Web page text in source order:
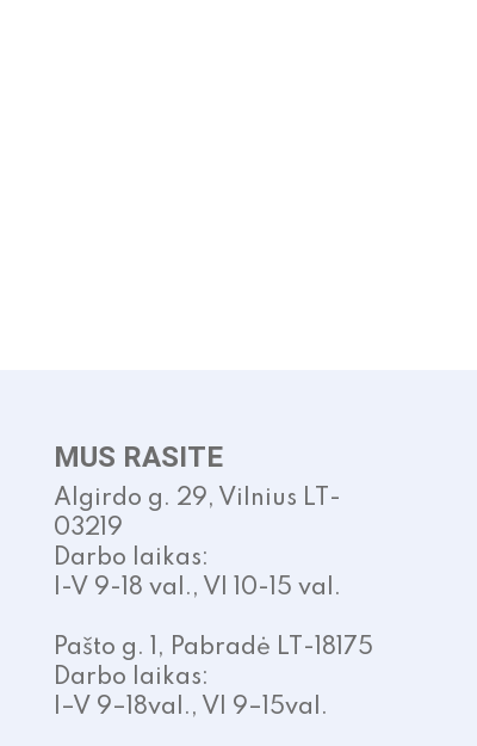
MUS RASITE
Algirdo g. 29, Vilnius LT-
03219
Darbo laikas:
I-V 9-18 val., VI 10-15 val.
Pašto g. 1, Pabradė LT-18175
Darbo laikas:
I–V 9–18val., VI 9–15val.